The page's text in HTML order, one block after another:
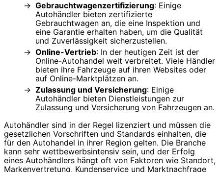
Gebrauchtwagenzertifizierung: Einige
Autohändler bieten zertifizierte
Gebrauchtwagen an, die eine Inspektion und
eine Garantie erhalten haben, um die Qualität
und Zuverlässigkeit sicherzustellen.
Online-Vertrieb: In der heutigen Zeit ist der
Online-Autohandel weit verbreitet. Viele Händler
bieten ihre Fahrzeuge auf ihren Websites oder
auf Online-Marktplätzen an.
Zulassung und Versicherung: Einige
Autohändler bieten Dienstleistungen zur
Zulassung und Versicherung von Fahrzeugen an.
Autohändler sind in der Regel lizenziert und müssen die
gesetzlichen Vorschriften und Standards einhalten, die
für den Autohandel in ihrer Region gelten. Die Branche
kann sehr wettbewerbsintensiv sein, und der Erfolg
eines Autohändlers hängt oft von Faktoren wie Standort,
Markenvertretung, Kundenservice und Marktnachfrage